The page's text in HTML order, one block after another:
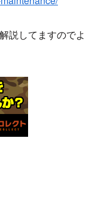
説してますのでよ